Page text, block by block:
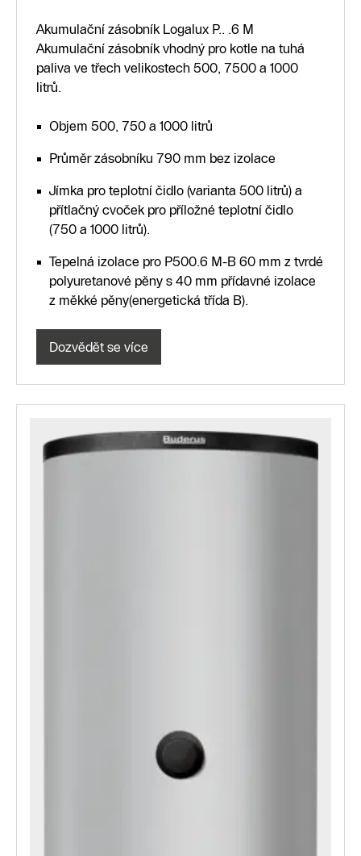
Akumulační zásobník Logalux P.. .6 M
Akumulační zásobník vhodný pro kotle na tuhá
paliva ve třech velikostech 500, 7500 a 1000
litrů.
Objem 500, 750 a 1000 litrů
Průměr zásobníku 790 mm bez izolace
Jímka pro teplotní čidlo (varianta 500 litrů) a
přítlačný cvoček pro příložné teplotní čidlo
(750 a 1000 litrů).
Tepelná izolace pro P500.6 M-B 60 mm z tvrdé
polyuretanové pěny s 40 mm přídavné izolace
z měkké pěny(energetická třída B).
Dozvědět se více